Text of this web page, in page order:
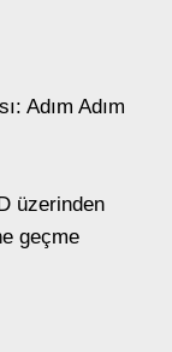
Adım Adım
üzerinden
geçme